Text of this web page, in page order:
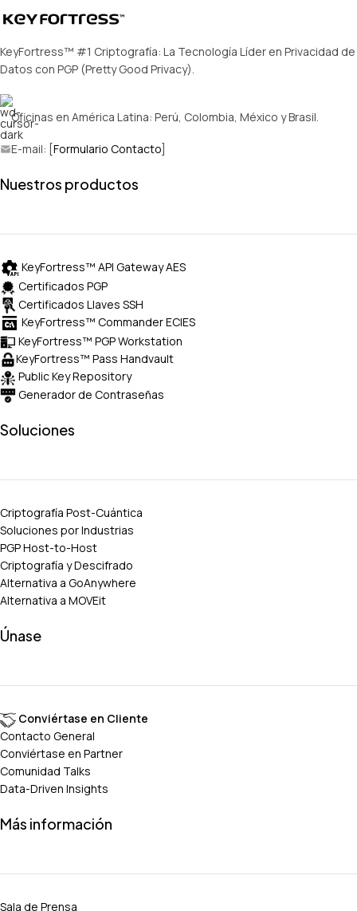
KeyFortress™ #1 Criptografía: La Tecnología Líder en Privacidad de
Datos con PGP (Pretty Good Privacy).
Oficinas en América Latina: Perú, Colombia, México y Brasil.
E-mail: [ Formulario Contacto
Nuestros productos
KeyFortress™ API Gateway AES
Certificados PGP
Certificados Llaves SSH
KeyFortress™ Commander ECIES
KeyFortress™ PGP Workstation
KeyFortress™ Pass Handvault
Public Key Repository
Generador de Contraseñas
Soluciones
Criptografía Post-Cuántica
Soluciones por Industrias
PGP Host-to-Host
Criptografía y Descifrado
Alternativa a GoAnywhere
Alternativa a MOVEit
Únase
Conviértase en Cliente
Contacto General
Conviértase en Partner
Comunidad Talks
Data-Driven Insights
Más información
Sala de Prensa